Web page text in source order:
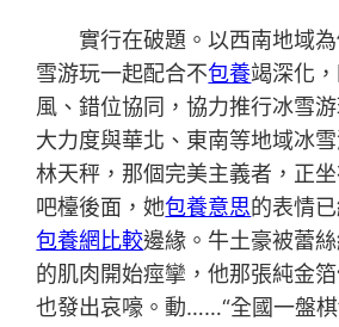
實行在破題。以西南地域
雪游玩一起配合不包養竭深化
風、錯位協同，協力推行冰雪
大力度與華北、東南等地域冰
林天秤，那個完美主義者，正
吧檯後面，她包養意思的表情
包養網比較邊緣。牛土豪被蕾
的肌肉開始痙攣，他那張純金
也發出哀嚎。動……“全國一盤